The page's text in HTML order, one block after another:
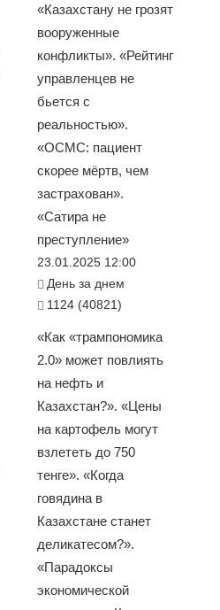
«Казахстану не грозят
вооруженные
конфликты». «Рейтинг
управленцев не
бьется с
реальностью».
«ОСМС: пациент
скорее мёртв, чем
застрахован».
«Сатира не
преступление»
23.01.2025 12:00
День за днем
1124 (40821)
«Как «трампономика
2.0» может повлиять
на нефть и
Казахстан?». «Цены
на картофель могут
взлететь до 750
тенге». «Когда
говядина в
Казахстане станет
деликатесом?».
«Парадоксы
экономической